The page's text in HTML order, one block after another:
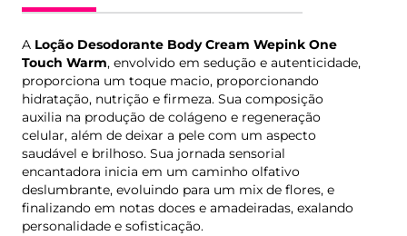
A Loção Desodorante Body Cream Wepink One
Touch Warm, envolvido em sedução e autenticidade,
proporciona um toque macio, proporcionando
hidratação, nutrição e firmeza. Sua composição
auxilia na produção de colágeno e regeneração
celular, além de deixar a pele com um aspecto
saudável e brilhoso. Sua jornada sensorial
encantadora inicia em um caminho olfativo
deslumbrante, evoluindo para um mix de flores, e
finalizando em notas doces e amadeiradas, exalando
personalidade e sofisticação.